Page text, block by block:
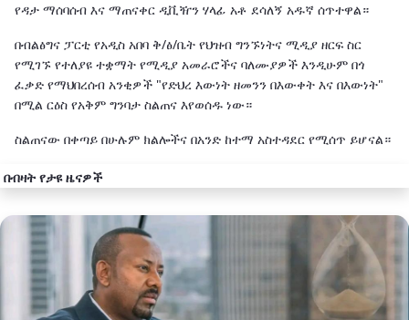
የዳታ ማሰባሰብ እና ማጠናቀር ዲቪዥን ሃላፊ አቶ ደሳለኝ አዱኛ ሰጥተዋል።
በብልፅግና ፓርቲ የአዲስ አበባ ቅ/ፅ/ቤት የህዝብ ግንኙነትና ሚዲያ ዘርፍ ስር
የሚገኙ የተለያዩ ተቋማት የሚዲያ አመራሮችና ባለሙያዎች እንዲሁም በጎ
ፈቃድ የማህበረሰብ አንቂዎች "የድህረ እውነት ዘመንን በእውቀት እና በእውነት"
በሚል ርዕስ የአቅም ግንባታ ስልጠና እየወሰዱ ነው።
ስልጠናው በቀጣይ በሁሉም ክልሎችና በአንድ ከተማ አስተዳደር የሚሰጥ ይሆናል።
በብዛት የታዩ ዜናዎች